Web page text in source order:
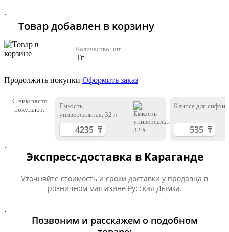
.
Товар добавлен в корзину
Количество: шт.
Тг
Продолжить покупки Оформить заказ
С ним часто
покупают:
Емкость
универсальная, 32 л
Клипса для сифона
.
Экспресс-доставка в Караганде
Уточняйте стоимость и сроки доставки у продавца в
розничном машазине Русская Дымка.
.
Позвоним и расскажем о подобном